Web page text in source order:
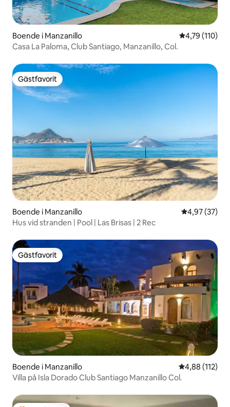
Boende i Manzanillo 4,79 av 5 i
4,79 (110)
Casa La Paloma, Club Santiago, Manzanillo, Col.
Gästfavorit
Gästfavorit
Boende i Manzanillo 4,97 av 5 i
4,97 (37)
Hus vid stranden | Pool | Las Brisas | 2 Rec
Gästfavorit
Gästfavorit
Boende i Manzanillo 4,88 av 5 i
4,88 (112)
Villa på Isla Dorado Club Santiago Manzanillo Col.